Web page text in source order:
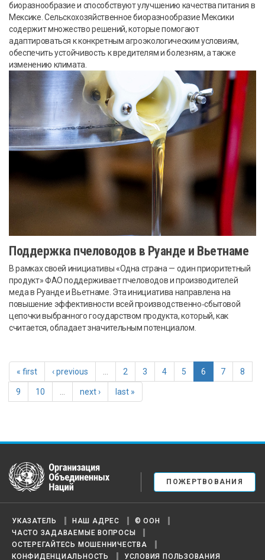
биоразнообразие и способствуют улучшению качества питания в
Мексике. Сельскохозяйственное биоразнообразие Мексики
содержит множество решений, которые помогают
адаптироваться к конкретным агроэкологическим условиям,
обеспечить устойчивость к вредителям и болезням, а также
изменению климата.
Поддержка пчеловодов в Руанде и Вьетнаме
В рамках своей инициативы «Одна страна — один приоритетный
продукт» ФАО поддерживает пчеловодов и производителей
меда в Руанде и Вьетнаме. Эта инициатива направлена на
повышение эффективности всей производственно‑сбытовой
цепочки выбранного государством продукта, который, как
считается, обладает значительным потенциалом.
« first ‹ previous 2 3 4 5 6 7 8
9 10 next › last »
United Nations
ПОЖЕРТВОВАНИЯ
УКАЗАТЕЛЬ НАШ АДРЕС
© ООН
ЧАСТО ЗАДАВАЕМЫЕ ВОПРОСЫ
ОСТЕРЕГАЙТЕСЬ МОШЕННИЧЕСТВА
КОНФИДЕНЦИАЛЬНОСТЬ
УСЛОВИЯ ПОЛЬЗОВАНИЯ